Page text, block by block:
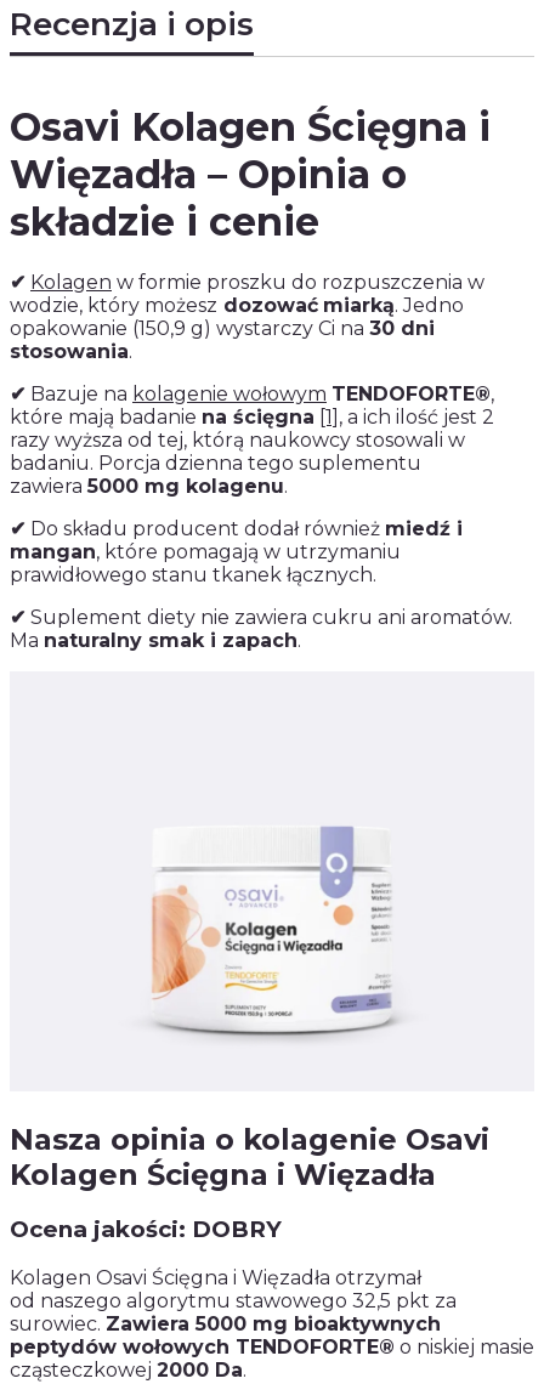
Recenzja i opis
Osavi Kolagen Ścięgna i
Więzadła – Opinia o
składzie i cenie
✔ Kolagen w formie proszku do rozpuszczenia w
wodzie, który możesz dozować miarką. Jedno
opakowanie (150,9 g) wystarczy Ci na 30 dni
stosowania.
✔ Bazuje na kolagenie wołowym TENDOFORTE®,
które mają badanie na ścięgna [1] , a ich ilość jest 2
razy wyższa od tej, którą naukowcy stosowali w
badaniu. Porcja dzienna tego suplementu
zawiera5000 mg kolagenu.
✔ Do składu producent dodał również miedź i
mangan, które pomagają w utrzymaniu
prawidłowego stanu tkanek łącznych.
✔ Suplement diety nie zawiera cukru ani aromatów.
Ma naturalny smak i zapach.
Nasza opinia o kolagenie Osavi
Kolagen Ścięgna i Więzadła
Ocena jakości: DOBRY
Kolagen Osavi Ścięgna i Więzadła otrzymał
od naszego algorytmu stawowego 32,5 pkt za
surowiec. Zawiera 5000 mg bioaktywnych
peptydów wołowych TENDOFORTE® o niskiej masie
cząsteczkowej 2000 Da.